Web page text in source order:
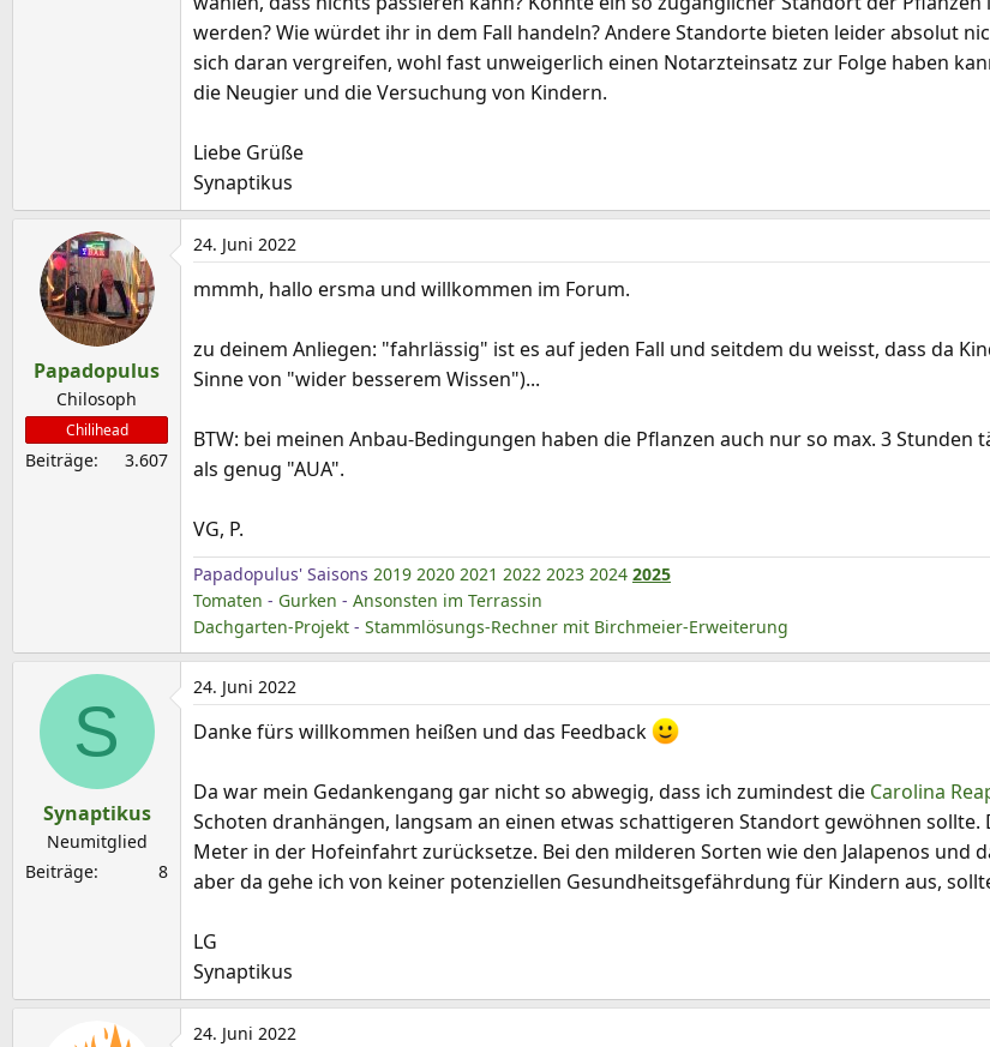
werden? Wie würdet ihr in dem Fall handeln? Andere Standorte bieten leider absolut
sich daran vergreifen, wohl fast unweigerlich einen Notarzteinsatz zur Folge haben
die Neugier und die Versuchung von Kindern.
Liebe Grüße
Synaptikus
Papadopulus
Chilosoph
Chilihead
Beiträge 3.607
24. Juni 2022
mmmh, hallo ersma und willkommen im Forum.
zu deinem Anliegen: "fahrlässig" ist es auf jeden Fall und seitdem du weisst, dass da
Sinne von "wider besserem Wissen")...
BTW: bei meinen Anbau-Bedingungen haben die Pflanzen auch nur so max. 3
als genug "AUA".
VG, P.
Papadopulus' Saisons 2019 2020 2021 2022 2023 2024 2025
Tomaten - Gurken - Ansonsten im Terrassin
Dachgarten-Projekt - Stammlösungs-Rechner mit Birchmeier-Erweiterung
S
Synaptikus
Neumitglied
Beiträge
8
24. Juni 2022
Danke fürs willkommen heißen und das Feedback
Da war mein Gedankengang gar nicht so abwegig, dass ich zumindest die Carolina
Schoten dranhängen, langsam an einen etwas schattigeren Standort gewöhnen
Meter in der Hofeinfahrt zurücksetze. Bei den milderen Sorten wie den Jalapenos
aber da gehe ich von keiner potenziellen Gesundheitsgefährdung für Kindern aus,
LG
Synaptikus
24. Juni 2022